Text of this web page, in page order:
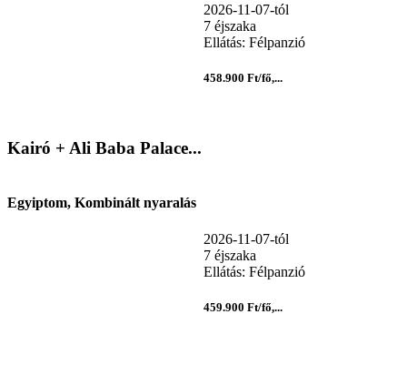
2026-11-07-tól
7 éjszaka
Ellátás: Félpanzió
458.900 Ft/fő,...
Kairó + Ali Baba Palace...
Egyiptom, Kombinált nyaralás
2026-11-07-tól
7 éjszaka
Ellátás: Félpanzió
459.900 Ft/fő,...